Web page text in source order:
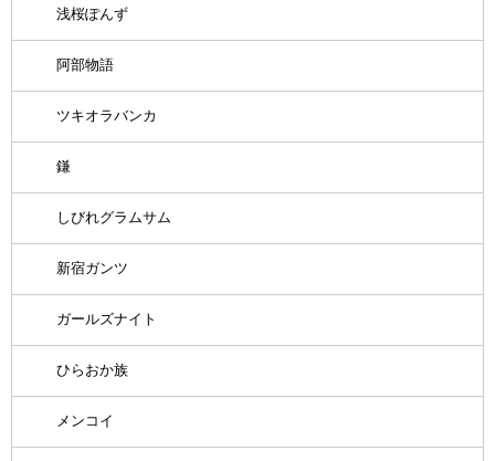
浅桜ぽんず
阿部物語
ツキオラバンカ
鎌
しびれグラムサム
新宿ガンツ
ガールズナイト
ひらおか族
メンコイ